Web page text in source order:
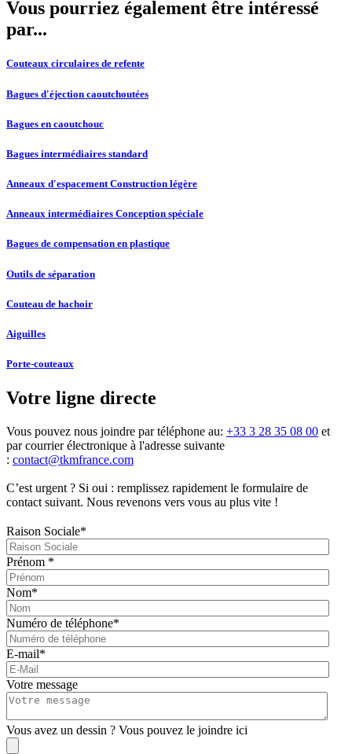
Vous pourriez également être intéressé
par...
Couteaux circulaires de refente
Bagues d'éjection caoutchoutées
Bagues en caoutchouc
Bagues intermédiaires standard
Anneaux d'espacement Construction légère
Anneaux intermédiaires Conception spéciale
Bagues de compensation en plastique
Outils de séparation
Couteau de hachoir
Aiguilles
Porte-couteaux
Votre ligne directe
Vous pouvez nous joindre par téléphone au: +33 3 28 35 08 00 et
par courrier électronique à l'adresse suivante
: contact@tkmfrance.com
C’est urgent ? Si oui : remplissez rapidement le formulaire de
contact suivant. Nous revenons vers vous au plus vite !
Raison Sociale*
Prénom *
Nom*
Numéro de téléphone*
E-mail*
Votre message
Vous avez un dessin ? Vous pouvez le joindre ici